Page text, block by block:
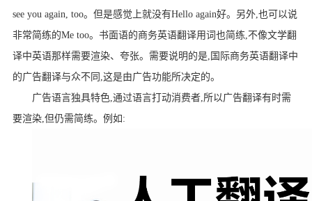
see you again, too。但是感觉上就没有Hello again好。另外,也可以说
非常简练的Me too。书面语的商务英语翻译用词也简练,不像文学翻
译中英语那样需要渲染、夸张。需要说明的是, 国际商务英语翻译中
的广告翻译与众不同 ,这是由广告功能所决定的。
广告语言独具特色,通过语言打动消费者,所以广告翻译有时需
要渲染,但仍需简练。例如 :